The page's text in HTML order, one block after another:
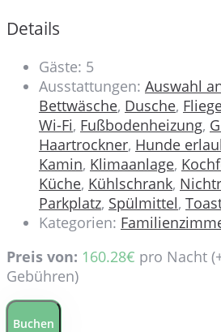
Details
Gäste: 5
Ausstattungen: Auswahl
Bettwäsche, Dusche,
Wi-Fi, Fußbodenheizung,
Haartrockner, Hunde
Kamin, Klimaanlage,
Küche, Kühlschrank,
Parkplatz, Spülmittel,
Kategorien:
Preis von: 160.28€ pro Nacht
Gebühren)
Buchen